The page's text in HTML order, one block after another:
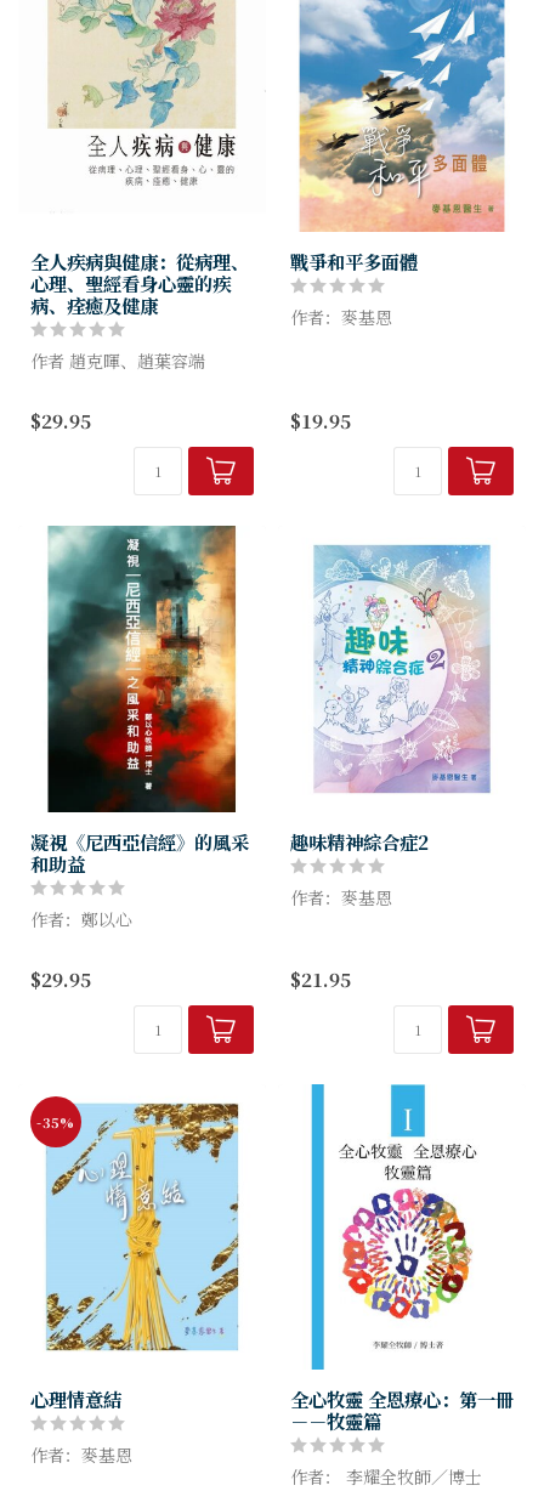
全人疾病與健康：從病理、
心理、聖經看身心靈的疾
病、痊癒及健康
作者 趙克暉、趙葉容端
師夫婦，以豐富的醫學知識與
智慧， 結合多年來對聖經真
道的領悟和歷練所寫成的書
籍。内文共有十一章，每章...
$29.95
戰爭和平多面體
作者：麥基恩
面體》，顧名思義，應從多方
面、多角度了解戰爭；一旦開
$19.95
凝視《尼西亞信經》的風采
和助益
作者：鄭以心
《尼西亞─君士坦丁堡信
經》，得名於公元325年的第
一次尼西亞大公會議和公元
381年的第一次君士坦丁堡大
$29.95
趣味精神綜合症2
作者：麥基恩
神健康、健康婚姻關係。關注
大眾的情緒問題，過去十多年
主理環球天道傳基協會「與情
$21.95
-35%
心理情意結
作者：麥基恩
全心牧靈 全恩療心：第一冊
－－牧靈篇
作者： 李耀全牧師／博士